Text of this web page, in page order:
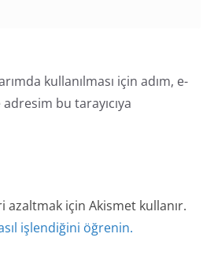
kullanılması için adım, e-
bu tarayıcıya
azaltmak için Akismet kullanır.
işlendiğini öğrenin.